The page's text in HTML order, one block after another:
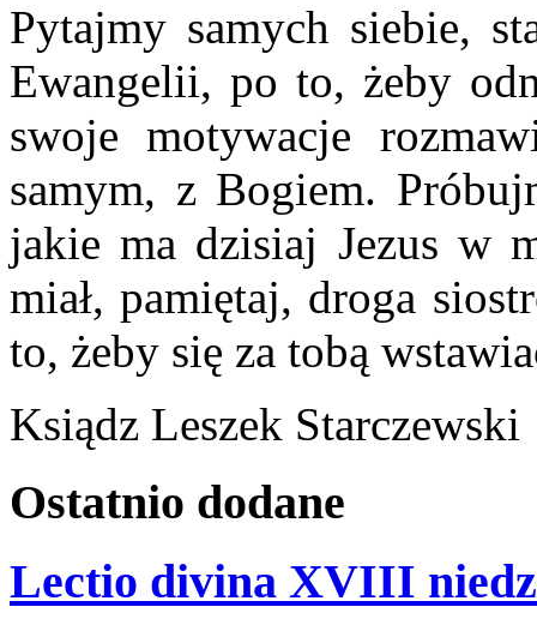
Pytajmy samych siebie,
Ewangelii, po to, żeby
swoje motywacje
samym, z Bogiem.
jakie ma dzisiaj Jezus w
miał, pamiętaj, droga
to, żeby się za tobą
Ksiądz Leszek Starczewski
Ostatnio dodane
Lectio divina XVIII